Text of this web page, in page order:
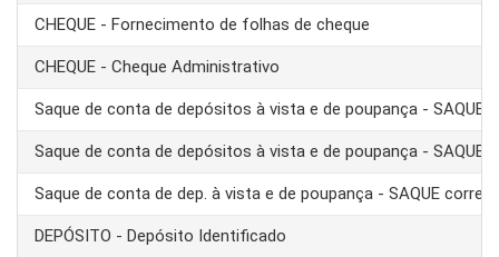
CHEQUE - Fornecimento de folhas de cheque
CHEQUE - Cheque Administrativo
Saque de conta de depósitos à vista e de poupança - SAQUE
Saque de conta de depósitos à vista e de poupança - SAQUE
Saque de conta de dep. à vista e de poupança - SAQUE
DEPÓSITO - Depósito Identificado